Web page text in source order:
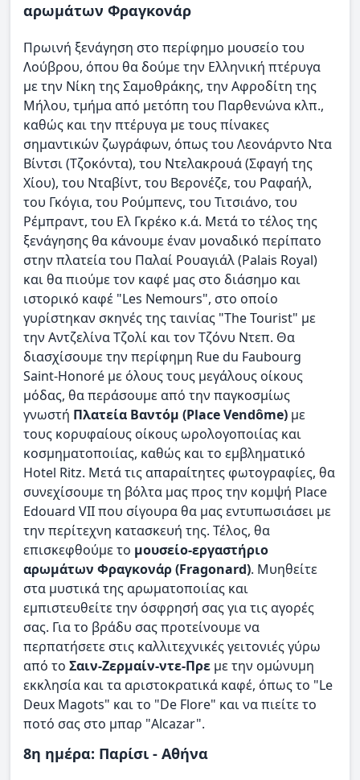
αρωμάτων Φραγκονάρ
Πρωινή ξενάγηση στο περίφημο μουσείο του
Λούβρου, όπου θα δούμε την Ελληνική πτέρυγα
με την Νίκη της Σαμοθράκης, την Αφροδίτη της
Μήλου, τμήμα από μετόπη του Παρθενώνα κλπ.,
καθώς και την πτέρυγα με τους πίνακες
σημαντικών ζωγράφων, όπως του Λεονάρντο Ντα
Βίντσι (Τζοκόντα), του Ντελακρουά (Σφαγή της
Χίου), του Νταβίντ, του Βερονέζε, του Ραφαήλ,
του Γκόγια, του Ρούμπενς, του Τιτσιάνο, του
Ρέμπραντ, του Ελ Γκρέκο κ.ά. Μετά το τέλος της
ξενάγησης θα κάνουμε έναν μοναδικό περίπατο
στην πλατεία του Παλαί Ρουαγιάλ (Palais Royal)
και θα πιούμε τον καφέ μας στο διάσημο και
ιστορικό καφέ "Les Nemours", στο οποίο
γυρίστηκαν σκηνές της ταινίας "The Tourist" με
την Αντζελίνα Τζολί και τον Τζόνυ Ντεπ. Θα
διασχίσουμε την περίφημη Rue du Faubourg
Saint-Honoré με όλους τους μεγάλους οίκους
μόδας, θα περάσουμε από την παγκοσμίως
γνωστή Πλατεία Βαντόμ (Place Vendôme) με
τους κορυφαίους οίκους ωρολογοποιίας και
κοσμηματοποιίας, καθώς και το εμβληματικό
Hotel Ritz. Μετά τις απαραίτητες φωτογραφίες, θα
συνεχίσουμε τη βόλτα μας προς την κομψή Place
Edouard VII που σίγουρα θα μας εντυπωσιάσει με
την περίτεχνη κατασκευή της. Τέλος, θα
επισκεφθούμε το μουσείο-εργαστήριο
αρωμάτων Φραγκονάρ (Fragonard). Μυηθείτε
στα μυστικά της αρωματοποιίας και
εμπιστευθείτε την όσφρησή σας για τις αγορές
σας. Για το βράδυ σας προτείνουμε να
περπατήσετε στις καλλιτεχνικές γειτονιές γύρω
από το Σαιν-Ζερμαίν-ντε-Πρε με την ομώνυμη
εκκλησία και τα αριστοκρατικά καφέ, όπως το "Le
Deux Magots" και το "De Flore" και να πιείτε το
ποτό σας στο μπαρ "Alcazar".
8η ημέρα: Παρίσι - Αθήνα